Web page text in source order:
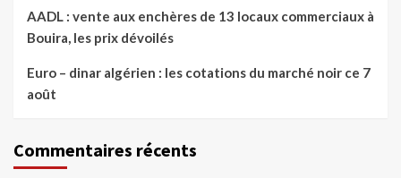
AADL : vente aux enchères de 13 locaux commerciaux à
Bouira, les prix dévoilés
Euro – dinar algérien : les cotations du marché noir ce 7
août
Commentaires récents